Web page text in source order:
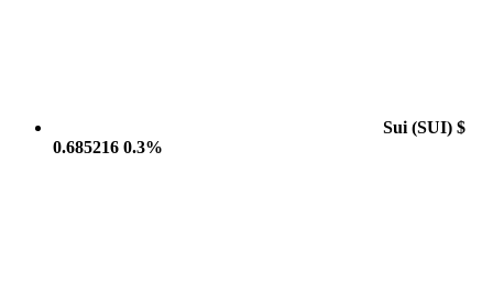
Sui (SUI) $
0.685216 0.3%